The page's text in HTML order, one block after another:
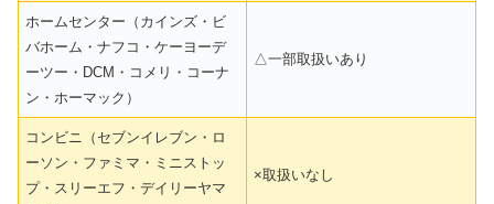
ホームセンター（カインズ・ビ
バホーム・ナフコ・ケーヨーデ
ーツー・DCM・コメリ・コーナ
ン・ホーマック）
△一部取扱いあり
コンビニ（セブンイレブン・ロ
ーソン・ファミマ・ミニストッ
プ・スリーエフ・デイリーヤマ
×取扱いなし